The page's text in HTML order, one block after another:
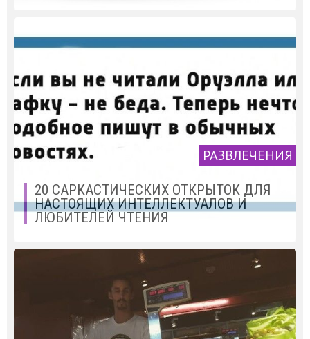
РАЗВЛЕЧЕНИЯ
20 САРКАСТИЧЕСКИХ ОТКРЫТОК ДЛЯ
НАСТОЯЩИХ ИНТЕЛЛЕКТУАЛОВ И
ЛЮБИТЕЛЕЙ ЧТЕНИЯ